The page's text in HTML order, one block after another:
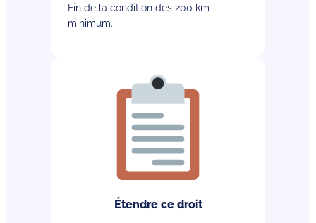
Fin de la condition des 200 km
minimum.
Étendre ce droit